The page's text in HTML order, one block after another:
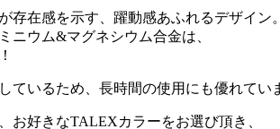
存在感を示す、躍動感あふれるデザイン。
ニウム&マグネシウム合金は、
ているため、長時間の使用にも優れてい
お好きなTALEXカラーをお選び頂き、